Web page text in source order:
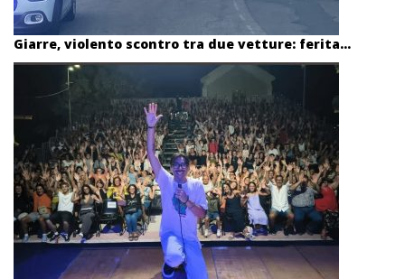
Giarre, violento scontro tra due vetture: ferita...